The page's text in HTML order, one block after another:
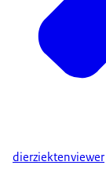
dierziektenviewer